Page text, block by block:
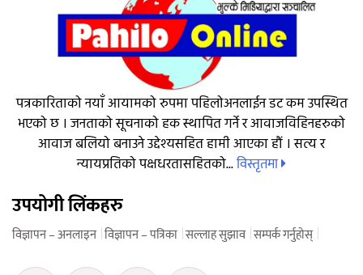
पत्रकारिताको नयाँ आयामको रुपमा पहिलोअनलाईन डट कम उपस्थित
भएको छ । जनताको सूचनाको हक स्थापित गर्ने र आवाजविहिनहरुको
आवाज बलियो बनाउने उद्देश्यसहित हामी आएका हौं । सत्य र
न्यायप्रतिको पक्षधरतासहितको...विस्तृतमा
उपयोगी लिंकहरु
विज्ञापन – अनलाइन विज्ञापन – पत्रिका सल्लाह सुझाव सम्पर्क गर्नुहोस्